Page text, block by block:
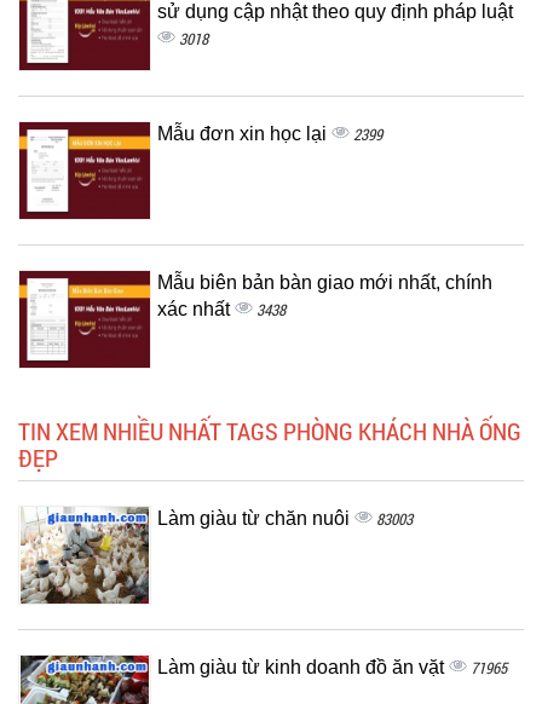
sử dụng cập nhật theo quy định pháp luật
3018
Mẫu đơn xin học lại 2399
Mẫu biên bản bàn giao mới nhất, chính
xác nhất
3438
TIN XEM NHIỀU NHẤT TAGS PHÒNG KHÁCH NHÀ ỐNG
ĐẸP
Làm giàu từ chăn nuôi 83003
Làm giàu từ kinh doanh đồ ăn vặt 71965